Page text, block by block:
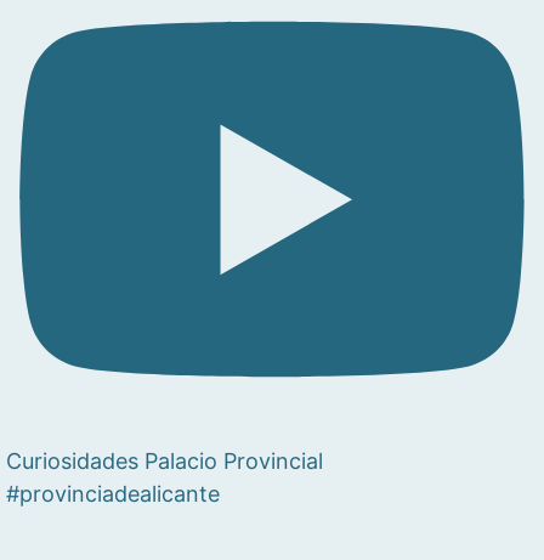
Curiosidades Palacio Provincial
#provinciadealicante